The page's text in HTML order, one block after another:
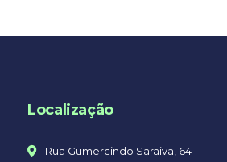
Localização
Rua Gumercindo Saraiva, 64